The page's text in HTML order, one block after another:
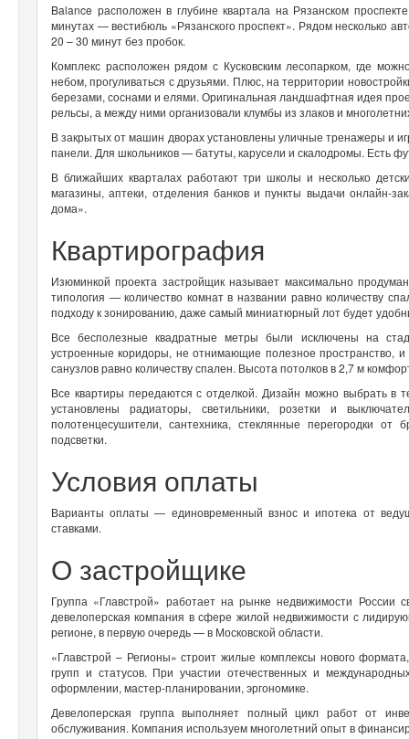
Balance расположен в глубине квартала на Рязанском
минутах — вестибюль «Рязанского проспект». Рядом несколько
20 – 30 минут без пробок.
Комплекс расположен рядом с Кусковским лесопарком, где
небом, прогуливаться с друзьями. Плюс, на территории
березами, соснами и елями. Оригинальная ландшафтная идея
рельсы, а между ними организовали клумбы из злаков и
В закрытых от машин дворах установлены уличные тренажеры и
панели. Для школьников — батуты, карусели и скалодромы. Есть
В ближайших кварталах работают три школы и несколько
магазины, аптеки, отделения банков и пункты выдачи онлайн-
дома».
Квартирография
Изюминкой проекта застройщик называет максимально
типология — количество комнат в названии равно количеству
подходу к зонированию, даже самый миниатюрный лот будет
Все бесполезные квадратные метры были исключены на
устроенные коридоры, не отнимающие полезное пространство,
санузлов равно количеству спален. Высота потолков в 2,7 м
Все квартиры передаются с отделкой. Дизайн можно выбрать в
установлены радиаторы, светильники, розетки и
полотенцесушители, сантехника, стеклянные перегородки
подсветки.
Условия оплаты
Варианты оплаты — единовременный взнос и ипотека от
ставками.
О застройщике
Группа «Главстрой» работает на рынке недвижимости
девелоперская компания в сфере жилой недвижимости с
регионе, в первую очередь — в Московской области.
«Главстрой – Регионы» строит жилые комплексы нового
групп и статусов. При участии отечественных и
оформлении, мастер-планировании, эргономике.
Девелоперская группа выполняет полный цикл работ от
обслуживания. Компания используем многолетний опыт в